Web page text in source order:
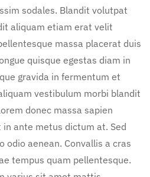
sodales. Blandit volutpat
aliquam etiam erat velit
massa placerat duis
quisque egestas diam in
gravida in fermentum et
vestibulum morbi blandit
donec massa sapien
ante metus dictum at. Sed
odio aenean. Convallis a cras
tempus quam pellentesque.